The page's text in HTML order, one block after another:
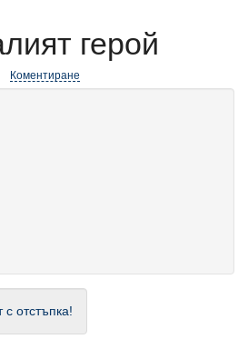
герой
Коментиране
с отстъпка!